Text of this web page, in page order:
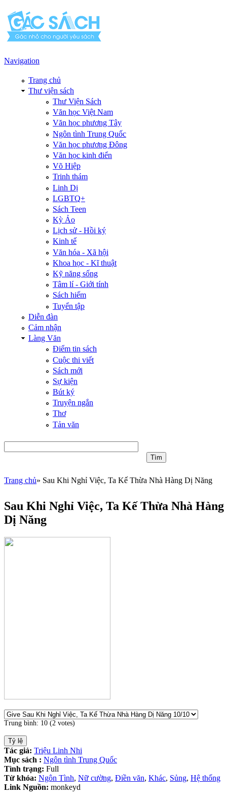
Navigation
Trang chủ
Thư viện sách
Thư Viện Sách
Văn học Việt Nam
Văn học phương Tây
Ngôn tình Trung Quốc
Văn học phương Đông
Văn học kinh điển
Võ Hiệp
Trinh thám
Linh Dị
LGBTQ+
Sách Teen
Kỳ Ảo
Lịch sử - Hồi ký
Kinh tế
Văn hóa - Xã hội
Khoa học - Kĩ thuật
Kỹ năng sống
Tâm lí - Giới tính
Sách hiếm
Tuyển tập
Diễn đàn
Cảm nhận
Làng Văn
Điểm tin sách
Cuộc thi viết
Sách mới
Sự kiện
Bút ký
Truyện ngắn
Thơ
Tản văn
Trang chủ» Sau Khi Nghỉ Việc, Ta Kế Thừa Nhà Hàng Dị Năng
Sau Khi Nghỉ Việc, Ta Kế Thừa Nhà Hàng
Dị Năng
Trung bình: 10 (2 votes)
Tác giả: Triệu Linh Nhi
Mục sách : Ngôn tình Trung Quốc
Tình trạng: Full
Từ khóa: Ngôn Tình, Nữ cường, Điền văn, Khác, Sủng, Hệ thống
Link Nguồn: monkeyd